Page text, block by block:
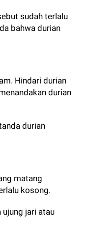
sudah terlalu
bahwa durian
Hindari durian
durian
durian
matang
kosong.
ujung jari atau